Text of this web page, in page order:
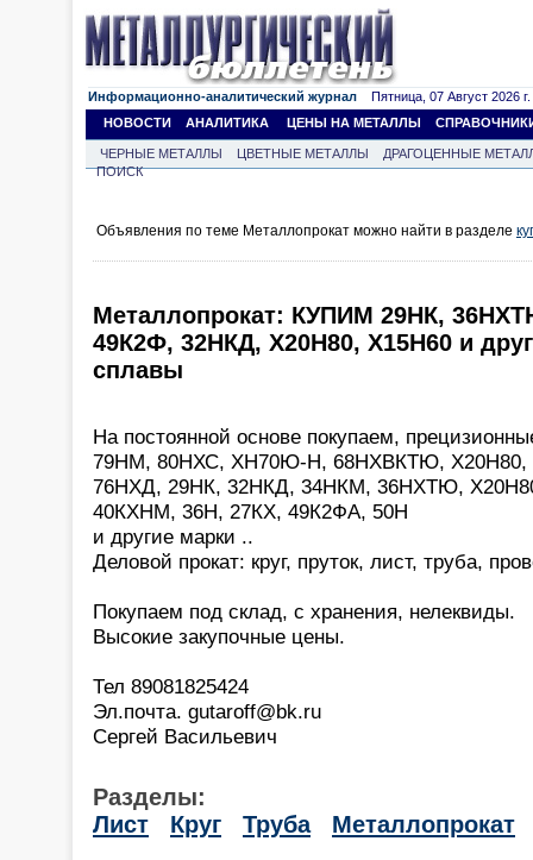
Информационно-аналитический журнал Пятница, 07 Август 2026 г.
НОВОСТИ
АНАЛИТИКА ЦЕНЫ НА МЕТАЛЛЫ
ЧЕРНЫЕ МЕТАЛЛЫ ЦВЕТНЫЕ МЕТАЛЛЫ
ДРАГОЦЕННЫЕ
ПОИСК
Объявления по теме Металлопрокат можно найти в разделе
Металлопрокат: КУПИМ 29НК,
49К2Ф, 32НКД, Х20Н80, Х15Н60 и
сплавы
На постоянной основе покупаем,
79НМ, 80НХС, ХН70Ю-Н, 68НХВКТЮ, Х20Н80,
76НХД, 29НК, 32НКД, 34НКМ, 36НХТЮ,
40КХНМ, 36Н, 27КХ, 49К2ФА, 50Н
и другие марки ..
Деловой прокат: круг, пруток, лист, труба,
Покупаем под склад, с хранения, нелеквиды.
Высокие закупочные цены.
Тел 89081825424
Эл.почта. gutaroff@bk.ru
Сергей Васильевич
Разделы:
Лист
Круг Труба Металлопрокат